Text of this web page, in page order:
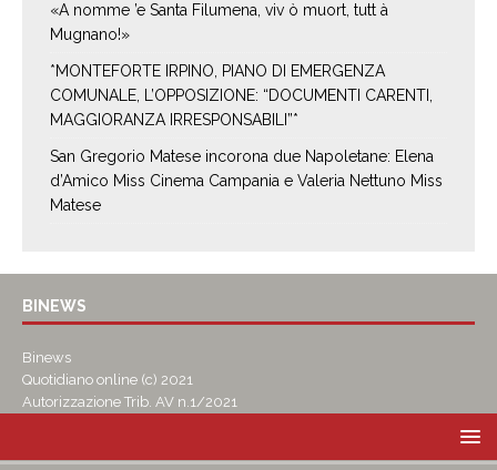
«A nomme ’e Santa Filumena, viv ò muort, tutt à
Mugnano!»
*MONTEFORTE IRPINO, PIANO DI EMERGENZA
COMUNALE, L’OPPOSIZIONE: “DOCUMENTI CARENTI,
MAGGIORANZA IRRESPONSABILI”*
San Gregorio Matese incorona due Napoletane: Elena
d’Amico Miss Cinema Campania e Valeria Nettuno Miss
Matese
BINEWS
Binews
Quotidiano online (c) 2021
Autorizzazione Trib. AV n.1/2021